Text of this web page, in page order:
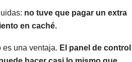
no tuve que pagar un extra
en caché.
es una ventaja. El panel de control